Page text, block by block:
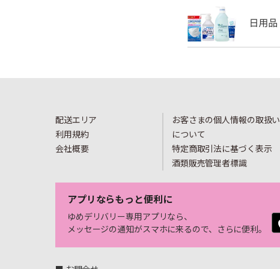
配送エリア
利用規約
会社概要
お客さまの個人情報の取扱い
について
特定商取引法に基づく表示
酒類販売管理者標識
アプリならもっと便利に
ゆめデリバリー専用アプリなら、
メッセージの通知がスマホに来るので、さらに便利。